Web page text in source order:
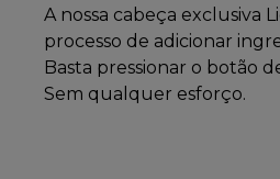
A nossa cabeça exclusiva
processo de adicionar
Basta pressionar o botão
Sem qualquer esforço.